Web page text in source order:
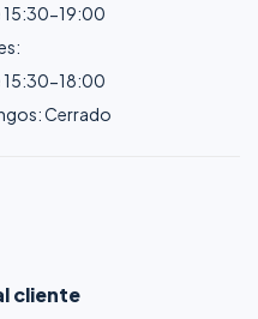
15:30-19:00
15:30-18:00
Cerrado
cliente